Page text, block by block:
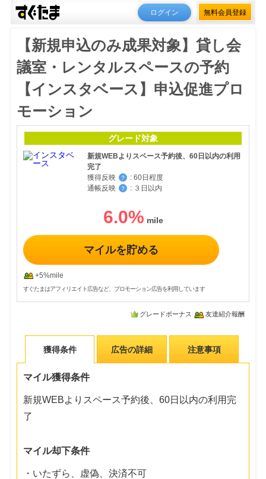
ログイン 無料会員登録
【新規申込のみ成果対象】貸し会
議室・レンタルスペースの予約
【インスタベース】申込促進プロ
モーション
グレード対象
新規WEBよりスペース予約後、60日以内の利用
完了
獲得反映
？ : 60日程度
通帳反映
？ : ３日以内
6.0%
マイルを貯める
+5%mile
すぐたまはアフィリエイト広告など、プロモーション広告を利用しています
グレードボーナス 友達紹介報酬
獲得条件 広告の詳細 注意事項
マイル獲得条件
新規WEBよりスペース予約後、60日以内の利用完
了
マイル却下条件
・いたずら、虚偽、決済不可